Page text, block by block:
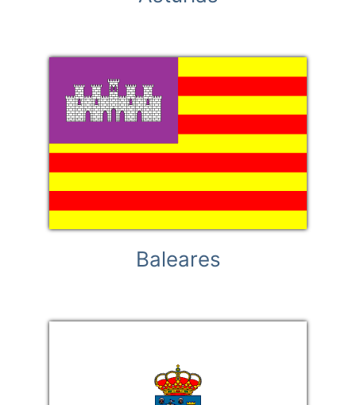
Baleares